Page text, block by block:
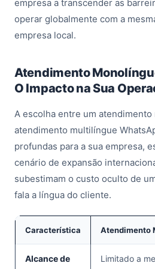
empresa a transcender as
operar globalmente com a
empresa local.
Atendimento
O Impacto na Sua
A escolha entre um
atendimento multilíngue
profundas para a sua empresa,
cenário de expansão
subestimam o custo oculto de
fala a língua do cliente.
Característica Atendimento
Alcance de
Limitado a